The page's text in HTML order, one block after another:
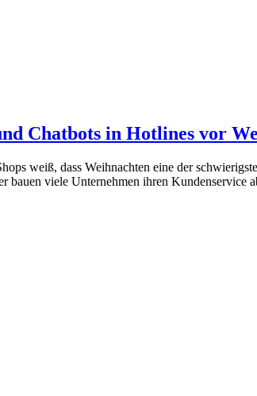
Chatbots in Hotlines vor
weiß, dass Weihnachten eine der
bauen viele Unternehmen ihren